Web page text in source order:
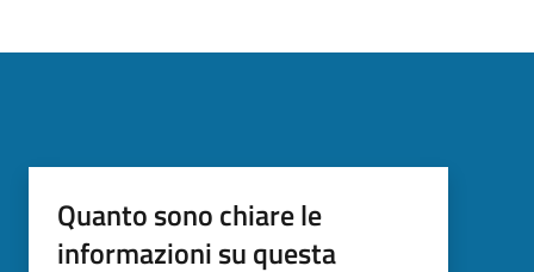
Quanto sono chiare le
informazioni su questa